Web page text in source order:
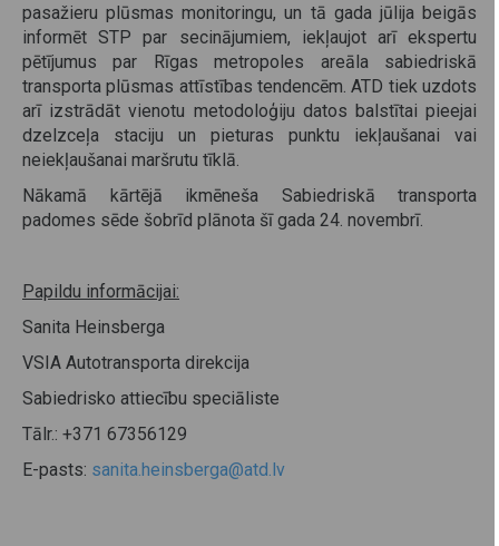
pasažieru plūsmas monitoringu, un tā gada jūlija beigās
informēt STP par secinājumiem, iekļaujot arī ekspertu
pētījumus par Rīgas metropoles areāla sabiedriskā
transporta plūsmas attīstības tendencēm. ATD tiek uzdots
arī izstrādāt vienotu metodoloģiju datos balstītai pieejai
dzelzceļa staciju un pieturas punktu iekļaušanai vai
neiekļaušanai maršrutu tīklā.
Nākamā kārtējā ikmēneša Sabiedriskā transporta
padomes sēde šobrīd plānota šī gada 24. novembrī.
Papildu informācijai:
Sanita Heinsberga
VSIA Autotransporta direkcija
Sabiedrisko attiecību speciāliste
Tālr.: +371 67356129
E-pasts: sanita.heinsberga@atd.lv